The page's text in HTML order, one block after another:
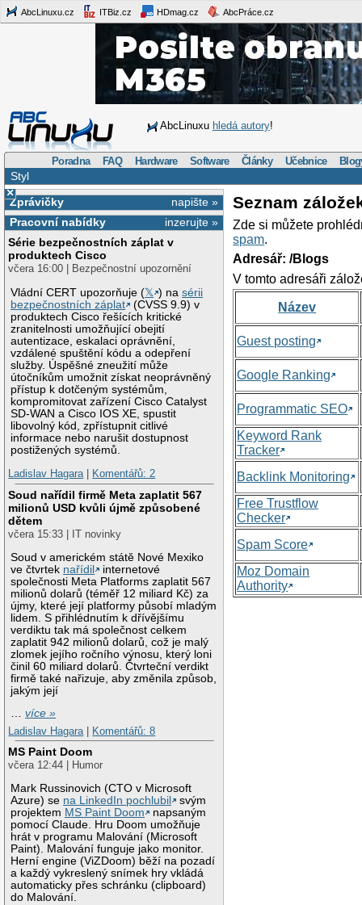
AbcLinuxu.cz ITBiz.cz HDmag.cz AbcPráce.cz
AbcLinuxu hledá autory!
Poradna FAQ Hardware Software Články Učebnice
Styl
×
napište »
Zprávičky
inzerujte »
Pracovní nabídky
Série bezpečnostních záplat v
produktech Cisco
včera 16:00 | Bezpečnostní upozornění
Vládní CERT upozorňuje (𝕏 ) nasérii
bezpečnostních záplat
(CVSS 9.9) v
produktech Cisco řešících kritické
zranitelnosti umožňující obejití
autentizace, eskalaci oprávnění,
vzdálené spuštění kódu a odepření
služby. Úspěšné zneužití může
útočníkům umožnit získat neoprávněný
přístup k dotčeným systémům,
kompromitovat zařízení Cisco Catalyst
SD-WAN a Cisco IOS XE, spustit
libovolný kód, zpřístupnit citlivé
informace nebo narušit dostupnost
postižených systémů.
Ladislav Hagara| Komentářů: 2
Soud nařídil firmě Meta zaplatit 567
milionů USD kvůli újmě způsobené
dětem
včera 15:33 | IT novinky
Soud v americkém státě Nové Mexiko
ve čtvrtek nařídil
internetové
společnosti Meta Platforms zaplatit 567
milionů dolarů (téměř 12 miliard Kč) za
újmy, které její platformy působí mladým
lidem. S přihlédnutím k dřívějšímu
verdiktu tak má společnost celkem
zaplatit 942 milionů dolarů, což je malý
zlomek jejího ročního výnosu, který loni
činil 60 miliard dolarů. Čtvrteční verdikt
firmě také nařizuje, aby změnila způsob,
jakým její
…více »
Ladislav Hagara
Komentářů: 8
MS Paint Doom
včera 12:44 | Humor
Mark Russinovich (CTO v Microsoft
Azure) se na LinkedIn pochlubil
svým
projektem MS Paint Doom
napsaným
pomocí Claude. Hru Doom umožňuje
hrát v programu Malování (Microsoft
Paint). Malování funguje jako monitor.
Herní engine (ViZDoom) běží na pozadí
a každý vykreslený snímek hry vkládá
automaticky přes schránku (clipboard)
do Malování.
Seznam
Zde si můžete
spam.
Adresář: /Blogs
V tomto adresáři
Název
Guest posting
Google Ranking
Programmatic SEO
Keyword Rank
Tracker
Backlink Monitoring
Free Trustflow
Checker
Spam Score
Moz Domain
Authority